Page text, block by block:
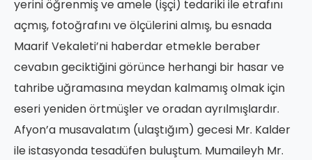
yerini öğrenmiş ve amele (işçi) tedariki ile etrafını
açmış, fotoğrafını ve ölçülerini almış, bu esnada
Maarif Vekaleti’ni haberdar etmekle beraber
cevabın geciktiğini görünce herhangi bir hasar ve
tahribe uğramasına meydan kalmamış olmak için
eseri yeniden örtmüşler ve oradan ayrılmışlardır.
Afyon’a musavalatım (ulaştığım) gecesi Mr. Kalder
ile istasyonda tesadüfen buluştum. Mumaileyh Mr.